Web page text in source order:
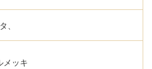
、
メッキ